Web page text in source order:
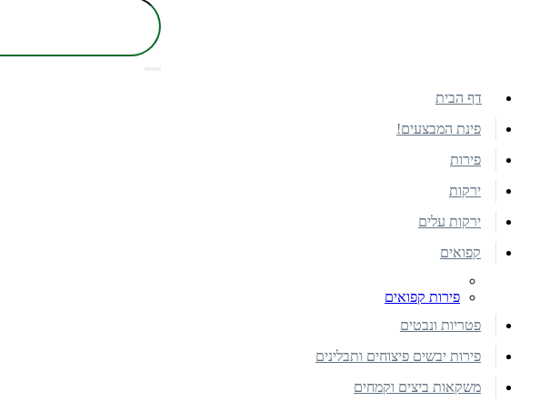
דף הבית
פינת המבצעים!
פירות
ירקות
ירקות עלים
קפואים
פירות קפואים
פטריות ונבטים
פירות יבשים פיצוחים ותבלינים
משקאות ביצים וקמחים